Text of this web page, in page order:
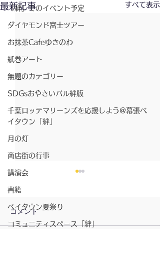
「絆」でのイベント予定
ダイヤモンド富士ツアー
お抹茶Cafeゆきのわ
紙巻アート
無題のカテゴリー
SDGsおやさいバル絆版
千葉ロッテマリーンズを応援しよう@幕張ベ
イタウン「絆」
月の灯
商店街の行事
講演会
書籍
ベイタウン夏祭り
コミュニティスペース「絆」
最新記事 すべて表示
コメント